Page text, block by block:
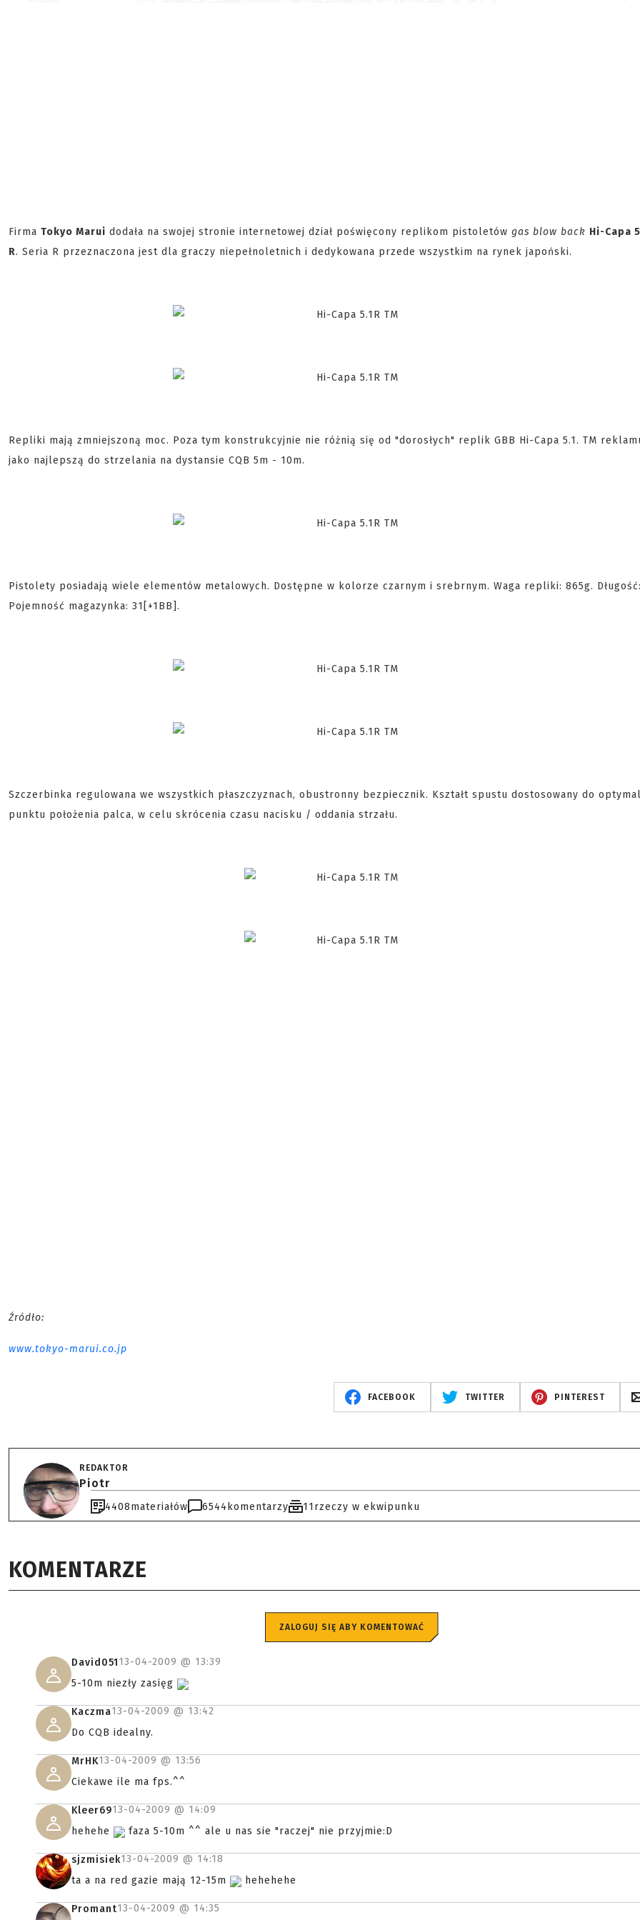
Firma Tokyo Marui dodała na swojej stronie internetowej dział poświęcony replikom pistoletów gas blow back Hi-Capa
R. Seria R przeznaczona jest dla graczy niepełnoletnich i dedykowana przede wszystkim na rynek japoński.
Repliki mają zmniejszoną moc. Poza tym konstrukcyjnie nie różnią się od "dorosłych" replik GBB Hi-Capa 5.1. TM
jako najlepszą do strzelania na dystansie CQB 5m - 10m.
Pistolety posiadają wiele elementów metalowych. Dostępne w kolorze czarnym i srebrnym. Waga repliki: 865g. Długość:
Pojemność magazynka: 31[+1BB].
Szczerbinka regulowana we wszystkich płaszczyznach, obustronny bezpiecznik. Kształt spustu dostosowany do
punktu położenia palca, w celu skrócenia czasu nacisku / oddania strzału.
Źródło:
www.tokyo-marui.co.jp
FACEBOOK TWITTER PINTEREST
REDAKTOR
Piotr
4408materiałów 6544 komentarzy 11rzeczy w ekwipunku
KOMENTARZE
ZALOGUJ SIĘ ABY KOMENTOWAĆ
David05113-04-2009 @ 13:39
5-10m niezły zasięg
Kaczma13-04-2009 @ 13:42
Do CQB idealny.
MrHK13-04-2009 @ 13:56
Ciekawe ile ma fps.^^
Kleer6913-04-2009 @ 14:09
hehehe
faza 5-10m ^^ ale u nas sie "raczej" nie przyjmie:D
sjzmisiek13-04-2009 @ 14:18
ta a na red gazie mają 12-15m
hehehehe
Promant13-04-2009 @ 14:35